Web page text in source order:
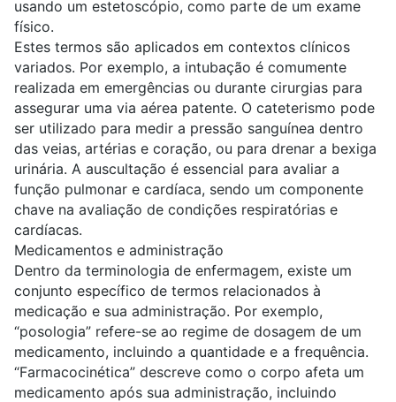
usando um estetoscópio, como parte de um exame
físico.
Estes termos são aplicados em contextos clínicos
variados. Por exemplo, a intubação é comumente
realizada em emergências ou durante cirurgias para
assegurar uma via aérea patente. O cateterismo pode
ser utilizado para medir a pressão sanguínea dentro
das veias, artérias e coração, ou para drenar a bexiga
urinária. A auscultação é essencial para avaliar a
função pulmonar e cardíaca, sendo um componente
chave na avaliação de condições respiratórias e
cardíacas.
Medicamentos e administração
Dentro da terminologia de enfermagem, existe um
conjunto específico de termos relacionados à
medicação e sua administração. Por exemplo,
“posologia” refere-se ao regime de dosagem de um
medicamento, incluindo a quantidade e a frequência.
“Farmacocinética” descreve como o corpo afeta um
medicamento após sua administração, incluindo